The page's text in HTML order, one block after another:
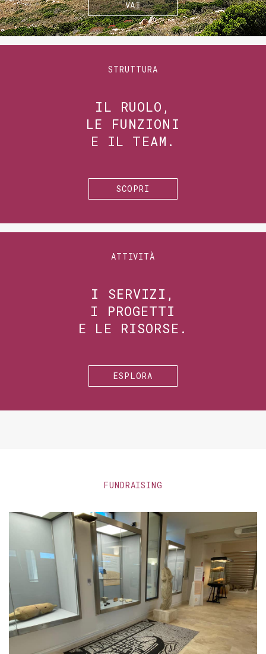
VAI
STRUTTURA
IL RUOLO,
LE FUNZIONI
E IL TEAM.
SCOPRI
ATTIVITÀ
I SERVIZI,
I PROGETTI
E LE RISORSE.
ESPLORA
FUNDRAISING